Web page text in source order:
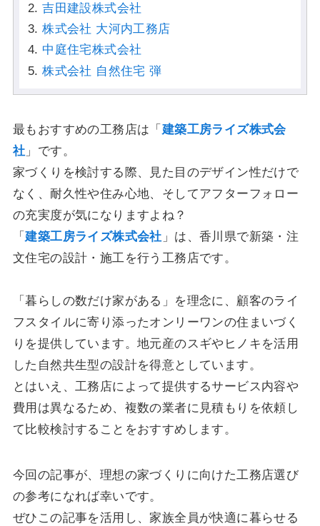
吉田建設株式会社
株式会社 大河内工務店
中庭住宅株式会社
株式会社 自然住宅 弾
最もおすすめの工務店は「 建築工房ライズ株式会
社 」です。
家づくりを検討する際、見た目のデザイン性だけで
なく、耐久性や住み心地、そしてアフターフォロー
の充実度が気になりますよね？
「建築工房ライズ株式会社 」は、香川県で新築・注
文住宅の設計・施工を行う工務店です。
「暮らしの数だけ家がある」を理念に、顧客のライ
フスタイルに寄り添ったオンリーワンの住まいづく
りを提供しています。地元産のスギやヒノキを活用
した自然共生型の設計を得意としています。
とはいえ、工務店によって提供するサービス内容や
費用は異なるため、複数の業者に見積もりを依頼し
て比較検討することをおすすめします。
今回の記事が、理想の家づくりに向けた工務店選び
の参考になれば幸いです。
ぜひこの記事を活用し、家族全員が快適に暮らせる